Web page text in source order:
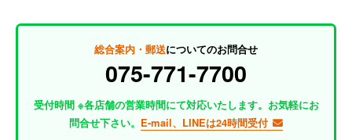
総合案内・郵送についてのお問合せ
075-771-7700
受付時間 ※各店舗の営業時間にて対応いたします。お気軽にお
問合せ下さい。 E-mail、LINEは24時間受付